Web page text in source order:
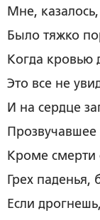
Мне,
Было тяжко
Когда кровью
Это все не
И на сердце
Кроме смерти
Грех паденья,
Если